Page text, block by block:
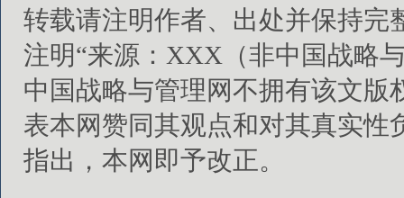
转载请注明作者、出处并保持完
注明“来源：XXX（非中国战略
中国战略与管理网不拥有该文
表本网赞同其观点和对其真实
指出，本网即予改正。